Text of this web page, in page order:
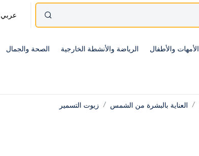
عربي
الأمهات والأطفال الرياضة والأنشطة الخارجية الصحة والجمال
العناية بالبشرة من الشمس زيوت التسمير